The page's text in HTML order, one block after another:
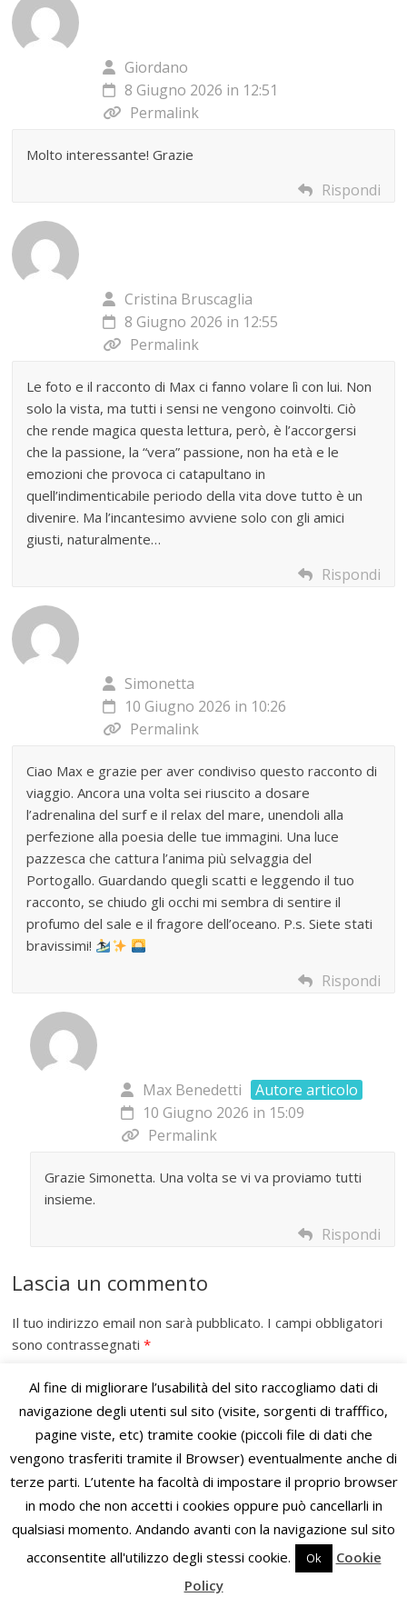
Giordano
8 Giugno 2026 in 12:51
Permalink
Molto interessante! Grazie
Rispondi
Cristina Bruscaglia
8 Giugno 2026 in 12:55
Permalink
Le foto e il racconto di Max ci fanno volare lì con lui. Non
solo la vista, ma tutti i sensi ne vengono coinvolti. Ciò
che rende magica questa lettura, però, è l’accorgersi
che la passione, la “vera” passione, non ha età e le
emozioni che provoca ci catapultano in
quell’indimenticabile periodo della vita dove tutto è un
divenire. Ma l’incantesimo avviene solo con gli amici
giusti, naturalmente…
Rispondi
Simonetta
10 Giugno 2026 in 10:26
Permalink
Ciao Max e grazie per aver condiviso questo racconto di
viaggio. Ancora una volta sei riuscito a dosare
l’adrenalina del surf e il relax del mare, unendoli alla
perfezione alla poesia delle tue immagini. Una luce
pazzesca che cattura l’anima più selvaggia del
Portogallo. Guardando quegli scatti e leggendo il tuo
racconto, se chiudo gli occhi mi sembra di sentire il
profumo del sale e il fragore dell’oceano. P.s. Siete stati
bravissimi!
Rispondi
Max Benedetti
Autore articolo
10 Giugno 2026 in 15:09
Permalink
Grazie Simonetta. Una volta se vi va proviamo tutti
insieme.
Rispondi
Lascia un commento
Il tuo indirizzo email non sarà pubblicato. I campi obbligatori
sono contrassegnati*
Commento
Al fine di migliorare l’usabilità del sito raccogliamo dati di
navigazione degli utenti sul sito (visite, sorgenti di trafffico,
pagine viste, etc) tramite cookie (piccoli file di dati che
vengono trasferiti tramite il Browser) eventualmente anche di
terze parti. L’utente ha facoltà di impostare il proprio browser
in modo che non accetti i cookies oppure può cancellarli in
qualsiasi momento. Andando avanti con la navigazione sul sito
acconsentite all'utilizzo degli stessi cookie.
Ok
Cookie
Policy